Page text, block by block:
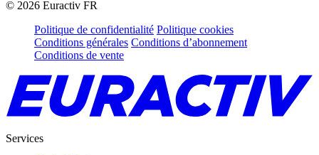
© 2026 Euractiv FR
Politique de confidentialité Politique cookies
Conditions générales Conditions d’abonnement
Conditions de vente
Services